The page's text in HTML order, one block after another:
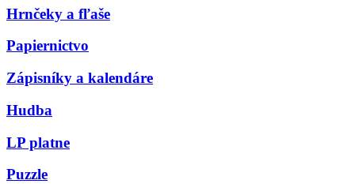
Hrnčeky a fľaše
Papiernictvo
Zápisníky a kalendáre
Hudba
LP platne
Puzzle